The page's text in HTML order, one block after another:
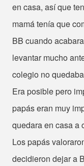
en casa, así que
mamá tenía que
BB cuando
levantar mucho
colegio no
Era posible pero
papás eran muy
quedara en casa a
Los papás
decidieron dejar a